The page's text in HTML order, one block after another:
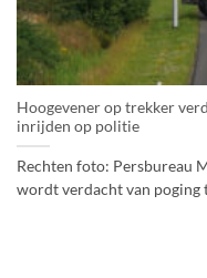
Hoogevener op trekker
inrijden op politie
Rechten foto: Persbureau
wordt verdacht van poging